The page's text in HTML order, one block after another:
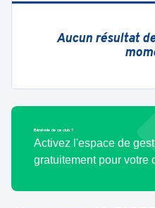
Aucun résultat
Bénévole de ce club ?
Activez l'espace de
gratuitement pour votre